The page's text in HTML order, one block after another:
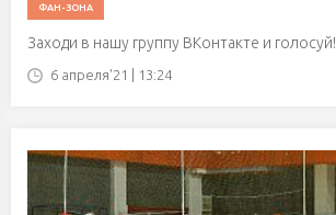
ФАН-ЗОНА
Заходи в нашу группу ВКонтакте и голосуй!
6 апреля'21 | 13:24